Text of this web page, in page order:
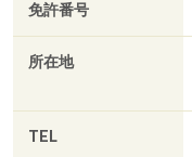
免許番号
所在地
TEL